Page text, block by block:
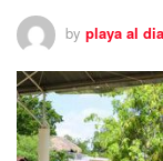
by playa al dia